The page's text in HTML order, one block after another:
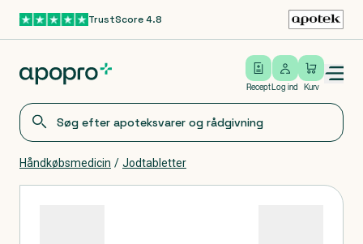
Gå til hovedindholdTrustScore 4.8
Recept
Log ind
Log ind Kurv
Open/close menu
Håndkøbsmedicin / Jodtabletter